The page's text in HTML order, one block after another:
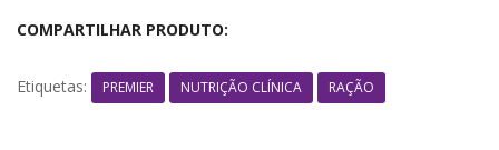
COMPARTILHAR PRODUTO:
Etiquetas: PREMIER NUTRIÇÃO CLÍNICA RAÇÃO